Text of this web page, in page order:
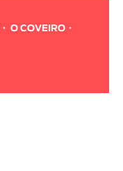
O COVEIRO